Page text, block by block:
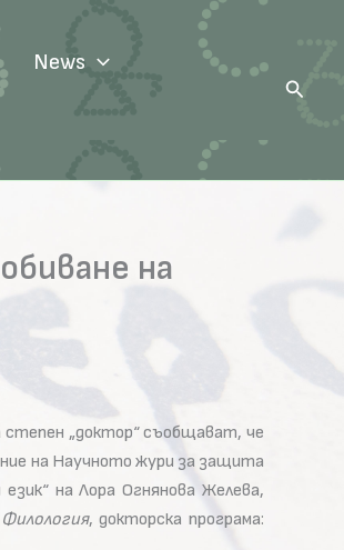
News
Search
на
„доктор“ съобщават, че
на Научното жури за защита
език“ на Лора Огнянова Желева,
Филология, докторска програма: